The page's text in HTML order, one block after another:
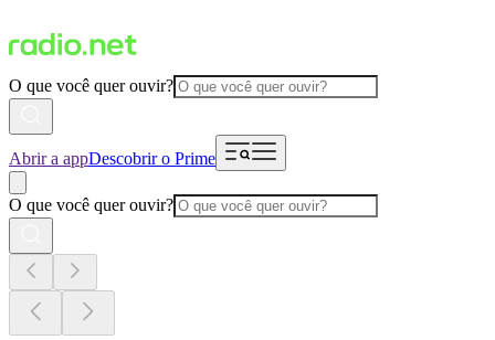
O que você quer ouvir?
Abrir a appDescobrir o Prime
O que você quer ouvir?